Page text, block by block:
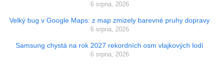
6 srpna, 2026
Velký bug v Google Maps: z map zmizely barevné pruhy dopravy
6 srpna, 2026
Samsung chystá na rok 2027 rekordních osm vlajkových lodí
6 srpna, 2026